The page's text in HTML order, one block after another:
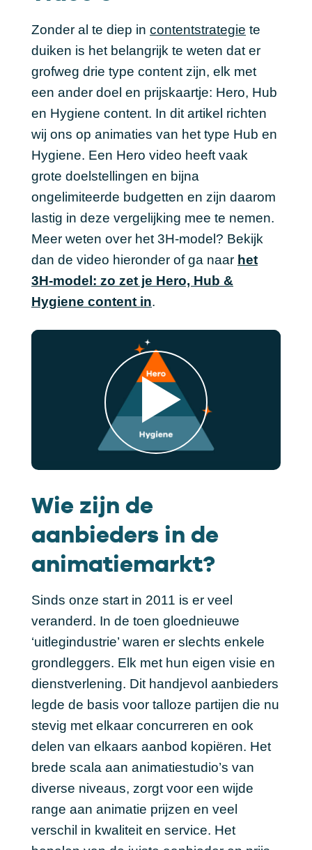
Zonder al te diep in contentstrategie te
duiken is het belangrijk te weten dat er
grofweg drie type content zijn, elk met
een ander doel en prijskaartje: Hero, Hub
en Hygiene content. In dit artikel richten
wij ons op animaties van het type Hub en
Hygiene. Een Hero video heeft vaak
grote doelstellingen en bijna
ongelimiteerde budgetten en zijn daarom
lastig in deze vergelijking mee te nemen.
Meer weten over het 3H-model? Bekijk
dan de video hieronder of ga naar het
3H-model: zo zet je Hero, Hub &
Hygiene content in.
Wie zijn de
aanbieders in de
animatiemarkt?
Sinds onze start in 2011 is er veel
veranderd. In de toen gloednieuwe
‘uitlegindustrie’ waren er slechts enkele
grondleggers. Elk met hun eigen visie en
dienstverlening. Dit handjevol aanbieders
legde de basis voor talloze partijen die nu
stevig met elkaar concurreren en ook
delen van elkaars aanbod kopiëren. Het
brede scala aan animatiestudio’s van
diverse niveaus, zorgt voor een wijde
range aan animatie prijzen en veel
verschil in kwaliteit en service. Het